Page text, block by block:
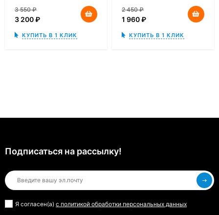
3 550₽
3 200₽
КУПИТЬ В 1 КЛИК
2 450₽
1 960₽
КУПИТЬ В 1 КЛИК
Подписаться на рассылкy!
Я согласен(a) с политикой обработки персональных данных